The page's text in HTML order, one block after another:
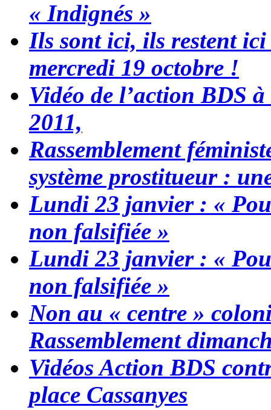
« Indignés »
Ils sont ici, ils restent
mercredi 19 octobre !
Vidéo de l’action BDS
2011,
Rassemblement
système prostitueur :
Lundi 23 janvier : «
non falsifiée »
Lundi 23 janvier : «
non falsifiée »
Non au « centre »
Rassemblement
Vidéos Action BDS
place Cassanyes